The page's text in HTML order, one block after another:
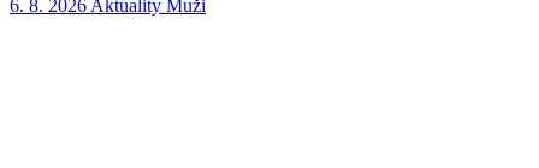
6. 8. 2026 Aktuality Muži